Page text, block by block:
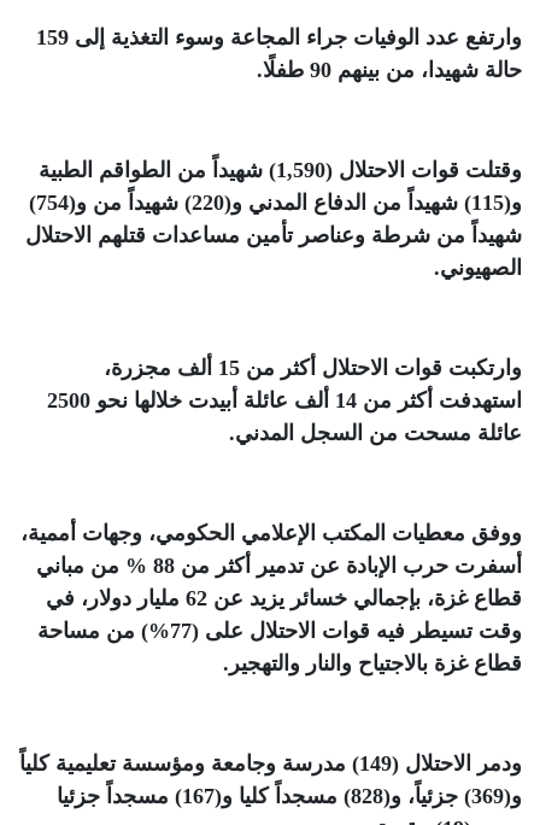
وارتفع عدد الوفيات جراء المجاعة وسوء التغذية إلى 159
حالة شهيدا، من بينهم 90 طفلًا
.
وقتلت قوات الاحتلال (1,590) شهيداً من الطواقم الطبية
و(115) شهيداً من الدفاع المدني و(220) شهيداً من و(754)
شهيداً من شرطة وعناصر تأمين مساعدات قتلهم الاحتلال
الصهيوني.
وارتكبت قوات الاحتلال أكثر من 15 ألف مجزرة،
استهدفت أكثر من 14 ألف عائلة أبيدت خلالها نحو 2500
عائلة مسحت من السجل المدني.
ووفق معطيات المكتب الإعلامي الحكومي، وجهات أممية،
أسفرت حرب الإبادة عن تدمير أكثر من 88 % من مباني
قطاع غزة، بإجمالي خسائر يزيد عن 62 مليار دولار، في
وقت تسيطر فيه قوات الاحتلال على (77%) من مساحة
قطاع غزة بالاجتياح والنار والتهجير .
ودمر الاحتلال (149) مدرسة وجامعة ومؤسسة تعليمية كلياً
و(369) جزئياً، و(828) مسجداً كليا و(167) مسجداً جزئيا